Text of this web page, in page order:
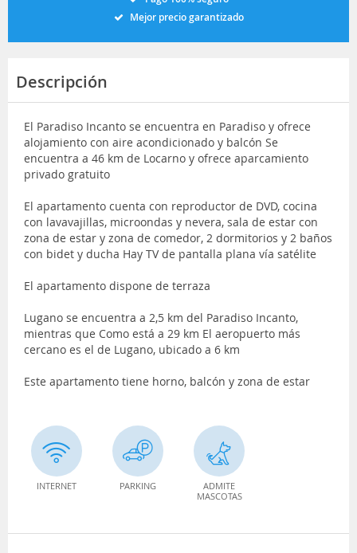
Mejor precio garantizado
Descripción
El Paradiso Incanto se encuentra en Paradiso y ofrece
alojamiento con aire acondicionado y balcón Se
encuentra a 46 km de Locarno y ofrece aparcamiento
privado gratuito
El apartamento cuenta con reproductor de DVD, cocina
con lavavajillas, microondas y nevera, sala de estar con
zona de estar y zona de comedor, 2 dormitorios y 2 baños
con bidet y ducha Hay TV de pantalla plana vía satélite
El apartamento dispone de terraza
Lugano se encuentra a 2,5 km del Paradiso Incanto,
mientras que Como está a 29 km El aeropuerto más
cercano es el de Lugano, ubicado a 6 km
Este apartamento tiene horno, balcón y zona de estar
INTERNET PARKING
ADMITE
MASCOTAS